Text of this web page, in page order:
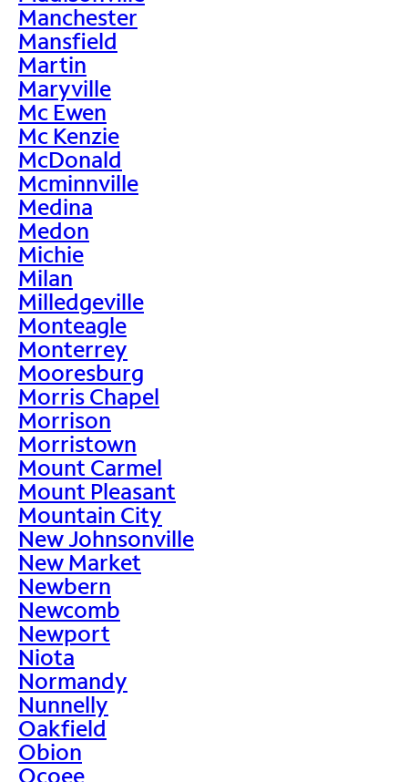
Manchester
Mansfield
Martin
Maryville
Mc Ewen
Mc Kenzie
McDonald
Mcminnville
Medina
Medon
Michie
Milan
Milledgeville
Monteagle
Monterrey
Mooresburg
Morris Chapel
Morrison
Morristown
Mount Carmel
Mount Pleasant
Mountain City
New Johnsonville
New Market
Newbern
Newcomb
Newport
Niota
Normandy
Nunnelly
Oakfield
Obion
Ocoee